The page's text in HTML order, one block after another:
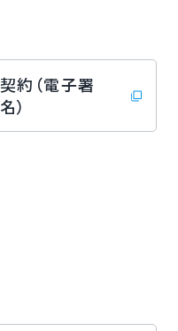
契約（電子署
名）